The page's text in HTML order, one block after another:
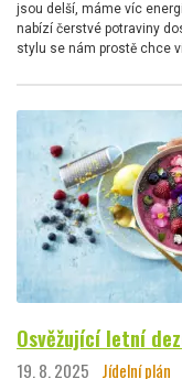
jsou delší, máme víc
nabízí čerstvé potraviny
stylu se nám prostě chce
Osvěžující letní
19. 8. 2025 Jídelní plán